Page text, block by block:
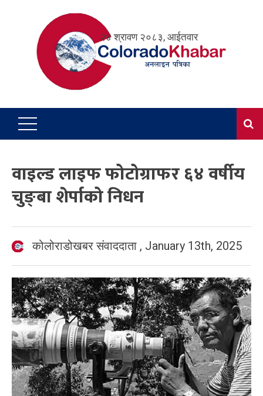
२४ श्रावण २०८३, आईतवार
वाइल्ड लाइफ फोटोग्राफर ६४ वर्षीय
चुङ्बा शेर्पाको निधन
कोलोराडोखबर संवाददाता , January 13th, 2025